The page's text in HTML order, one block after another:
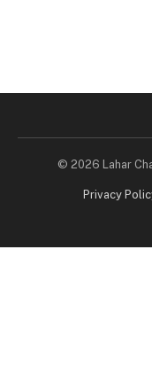
© 2026 Lahar
Privacy